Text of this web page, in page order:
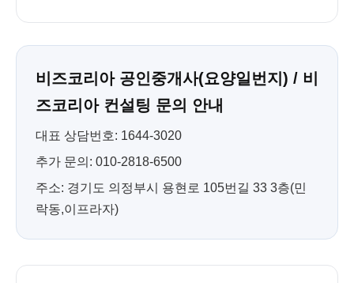
비즈코리아 공인중개사(요양일번지) / 비
즈코리아 컨설팅 문의 안내
대표 상담번호: 1644-3020
추가 문의: 010-2818-6500
주소: 경기도 의정부시 용현로 105번길 33 3층(민
락동,이프라자)